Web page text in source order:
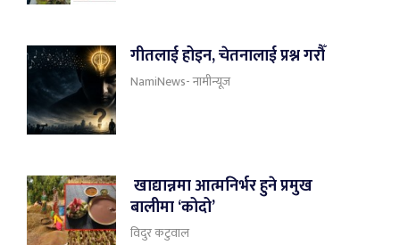
गीतलाई होइन, चेतनालाई प्रश्न गरौँ
NamiNews- नामीन्यूज
खाद्यान्नमा आत्मनिर्भर हुने प्रमुख
बालीमा ‘कोदो’
विदुर कटुवाल